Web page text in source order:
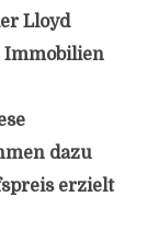
Lloyd
Immobilien
dazu
erzielt